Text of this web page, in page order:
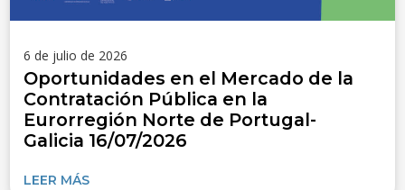
6 de julio de 2026
Oportunidades en el Mercado de la
Contratación Pública en la
Eurorregión Norte de Portugal-
Galicia 16/07/2026
LEER MÁS